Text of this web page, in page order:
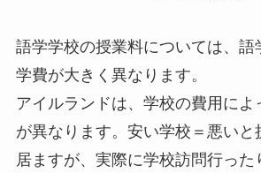
語学学校の授業料については、語
学費が大きく異なります。
アイルランドは、学校の費用によ
が異なります。安い学校＝悪いと
居ますが、実際に学校訪問行った